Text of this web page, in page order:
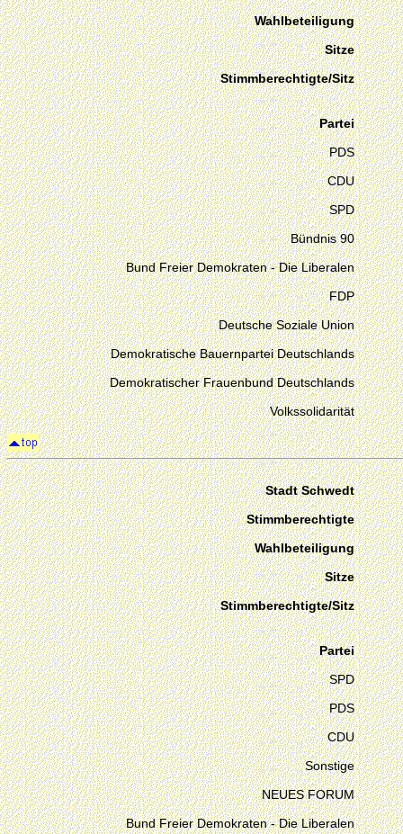
Wahlbeteiligung
Sitze
Stimmberechtigte/Sitz
Partei
PDS
CDU
SPD
Bündnis 90
Bund Freier Demokraten - Die Liberalen
FDP
Deutsche Soziale Union
Demokratische Bauernpartei Deutschlands
Demokratischer Frauenbund Deutschlands
Volkssolidarität
Stadt Schwedt
Stimmberechtigte
Wahlbeteiligung
Sitze
Stimmberechtigte/Sitz
Partei
SPD
PDS
CDU
Sonstige
NEUES FORUM
Bund Freier Demokraten - Die Liberalen